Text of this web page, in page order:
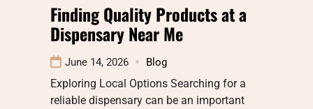
Finding Quality Products at a
Dispensary Near Me
June 14, 2026 Blog
Exploring Local Options Searching for a
reliable dispensary can be an important